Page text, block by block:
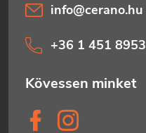
info@cerano.hu
+36 1 451 8953